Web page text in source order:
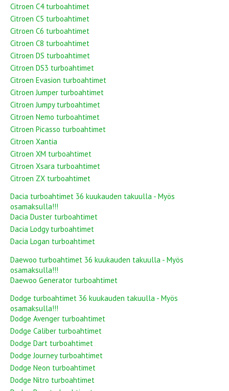
Citroen C4 turboahtimet
Citroen C5 turboahtimet
Citroen C6 turboahtimet
Citroen C8 turboahtimet
Citroen DS turboahtimet
Citroen DS3 turboahtimet
Citroen Evasion turboahtimet
Citroen Jumper turboahtimet
Citroen Jumpy turboahtimet
Citroen Nemo turboahtimet
Citroen Picasso turboahtimet
Citroen Xantia
Citroen XM turboahtimet
Citroen Xsara turboahtimet
Citroen ZX turboahtimet
Dacia turboahtimet 36 kuukauden takuulla - Myös
osamaksulla!!!
Dacia Duster turboahtimet
Dacia Lodgy turboahtimet
Dacia Logan turboahtimet
Daewoo turboahtimet 36 kuukauden takuulla - Myös
osamaksulla!!!
Daewoo Generator turboahtimet
Dodge turboahtimet 36 kuukauden takuulla - Myös
osamaksulla!!!
Dodge Avenger turboahtimet
Dodge Caliber turboahtimet
Dodge Dart turboahtimet
Dodge Journey turboahtimet
Dodge Neon turboahtimet
Dodge Nitro turboahtimet